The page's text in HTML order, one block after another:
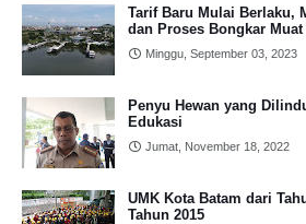
Tarif Baru Mulai Berlaku,
dan Proses Bongkar
Minggu, September 03, 2023
Penyu Hewan yang
Edukasi
Jumat, November 18, 2022
UMK Kota Batam dari
Tahun 2015